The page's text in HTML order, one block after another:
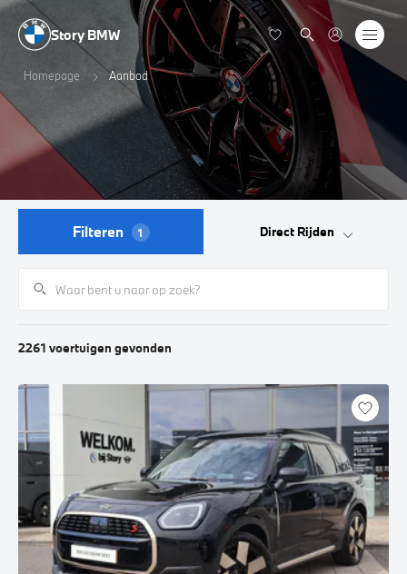
Story BMW
Homepage Aanbod
Filteren 1 Direct Rijden
2261 voertuigen gevonden